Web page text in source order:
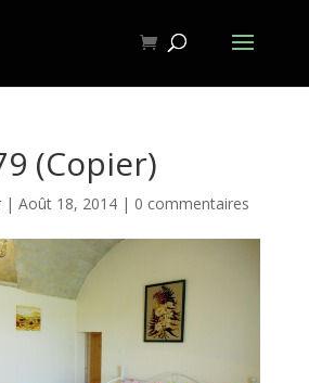
(Copier)
| Août 18, 2014| 0 commentaires